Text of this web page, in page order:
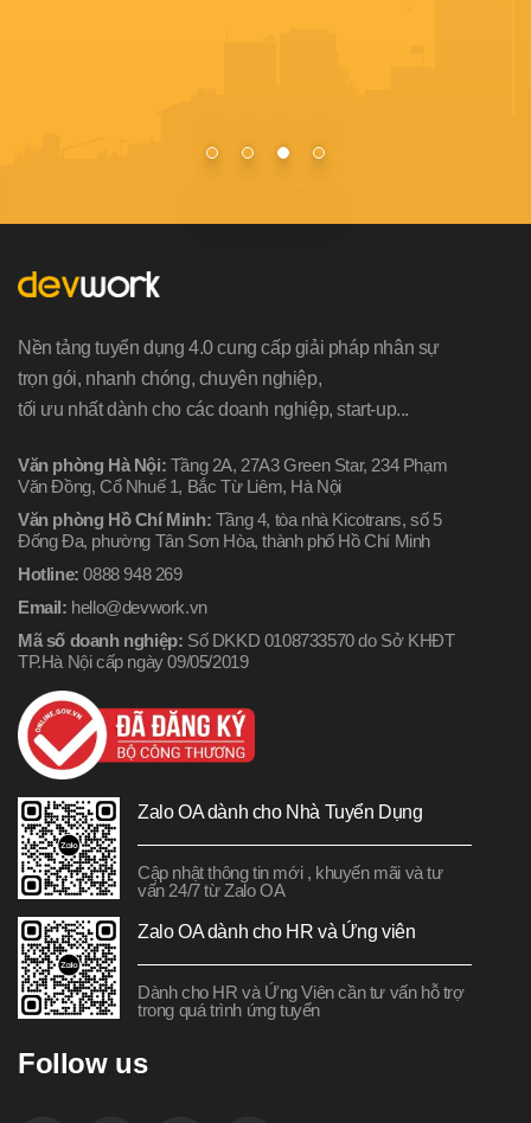
Nền tảng tuyển dụng 4.0 cung cấp giải pháp nhân sự
trọn gói, nhanh chóng, chuyên nghiệp,
tối ưu nhất dành cho các doanh nghiệp, start-up...
Văn phòng Hà Nội: Tầng 2A, 27A3 Green Star, 234 Phạm
Văn Đồng, Cổ Nhuế 1, Bắc Từ Liêm, Hà Nội
Văn phòng Hồ Chí Minh: Tầng 4, tòa nhà Kicotrans, số 5
Đống Đa, phường Tân Sơn Hòa, thành phố Hồ Chí Minh
Hotline: 0888 948 269
Email: hello@devwork.vn
Mã số doanh nghiệp: Số DKKD 0108733570 do Sở KHĐT
TP.Hà Nội cấp ngày 09/05/2019
Zalo OA dành cho Nhà Tuyển Dụng
Cập nhật thông tin mới , khuyến mãi và tư
vấn 24/7 từ Zalo OA
Zalo OA dành cho HR và Ứng viên
Dành cho HR và Ứng Viên cần tư vấn hỗ trợ
trong quá trình ứng tuyển
Follow us